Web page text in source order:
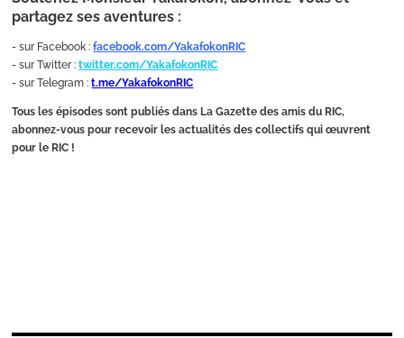
partagez ses aventures :
- sur Facebook :facebook.com/YakafokonRIC
- sur Twitter :twitter.com/YakafokonRIC
- sur Telegram :t.me/YakafokonRIC
Tous les épisodes sont publiés dans La Gazette des amis du RIC,
abonnez-vous pour recevoir les actualités des collectifs qui œuvrent
pour le RIC !